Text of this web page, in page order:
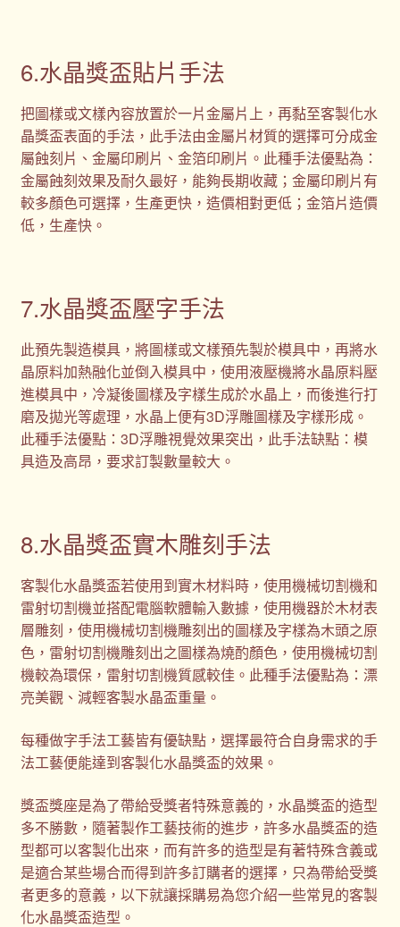
6.水晶獎盃貼片手法
把圖樣或文樣內容放置於一片金屬片上，再黏至客製化水
晶獎盃表面的手法，此手法由金屬片材質的選擇可分成金
屬蝕刻片、金屬印刷片、金箔印刷片。此種手法優點為：
金屬蝕刻效果及耐久最好，能夠長期收藏；金屬印刷片有
較多顏色可選擇，生產更快，造價相對更低；金箔片造價
低，生產快。
7.水晶獎盃壓字手法
此預先製造模具，將圖樣或文樣預先製於模具中，再將水
晶原料加熱融化並倒入模具中，使用液壓機將水晶原料壓
進模具中，冷凝後圖樣及字樣生成於水晶上，而後進行打
磨及拋光等處理，水晶上便有3D浮雕圖樣及字樣形成。
此種手法優點：3D浮雕視覺效果突出，此手法缺點：模
具造及高昂，要求訂製數量較大。
8.水晶獎盃實木雕刻手法
客製化水晶獎盃若使用到實木材料時，使用機械切割機和
雷射切割機並搭配電腦軟體輸入數據，使用機器於木材表
層雕刻，使用機械切割機雕刻出的圖樣及字樣為木頭之原
色，雷射切割機雕刻出之圖樣為燒酌顏色，使用機械切割
機較為環保，雷射切割機質感較佳。此種手法優點為：漂
亮美觀、減輕客製水晶盃重量。
每種做字手法工藝皆有優缺點，選擇最符合自身需求的手
法工藝便能達到客製化水晶獎盃的效果。
獎盃獎座是為了帶給受獎者特殊意義的，水晶獎盃的造型
多不勝數，隨著製作工藝技術的進步，許多水晶獎盃的造
型都可以客製化出來，而有許多的造型是有著特殊含義或
是適合某些場合而得到許多訂購者的選擇，只為帶給受獎
者更多的意義，以下就讓採購易為您介紹一些常見的客製
化水晶獎盃造型。